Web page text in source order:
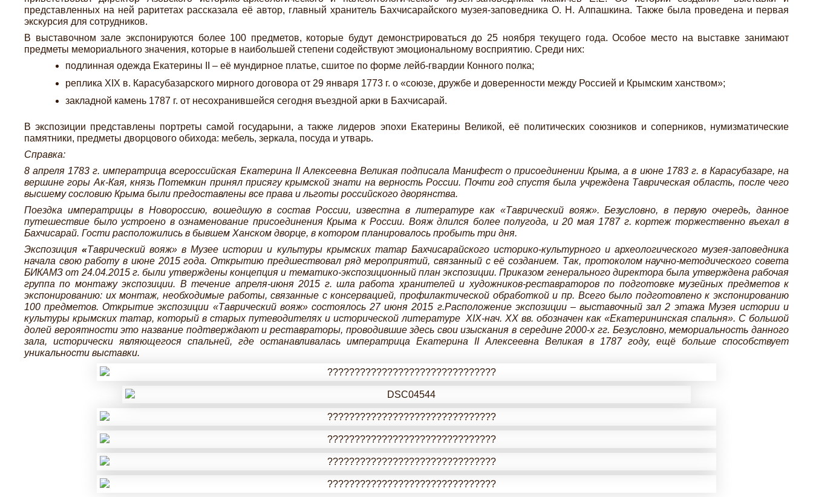
представленных на ней раритетах рассказала её автор, главный хранитель Бахчисарайского музея-заповедника О. Н. Алпашкина. Также была проведена и первая
экскурсия для сотрудников.
В выставочном зале экспонируются более 100 предметов, которые будут демонстрироваться до 25 ноября текущего года. Особое место на выставке занимают
предметы мемориального значения, которые в наибольшей степени содействуют эмоциональному восприятию. Среди них:
подлинная одежда Екатерины II – её мундирное платье, сшитое по форме лейб-гвардии Конного полка;
реплика XIX в. Карасубазарского мирного договора от 29 января 1773 г. о «союзе, дружбе и доверенности между Россией и Крымским ханством»;
закладной камень 1787 г. от несохранившейся сегодня въездной арки в Бахчисарай.
В экспозиции представлены портреты самой государыни, а также лидеров эпохи Екатерины Великой, её политических союзников и соперников, нумизматические
памятники, предметы дворцового обихода: мебель, зеркала, посуда и утварь.
Справка:
8 апреля 1783 г. императрица всероссийская Екатерина II Алексеевна Великая подписала Манифест о присоединении Крыма, а в июне 1783 г. в Карасубазаре, на
вершине горы Ак-Кая, князь Потемкин принял присягу крымской знати на верность России. Почти год спустя была учреждена Таврическая область, после чего
высшему сословию Крыма были предоставлены все права и льготы российского дворянства.
Поездка императрицы в Новороссию, вошедшую в состав России, известна в литературе как «Таврический вояж». Безусловно, в первую очередь, данное
путешествие было устроено в ознаменование присоединения Крыма к России. Вояж длился более полугода, и 20 мая 1787 г. кортеж торжественно въехал в
Бахчисарай. Гости расположились в бывшем Ханском дворце, в котором планировалось пробыть три дня.
Экспозиция «Таврический вояж» в Музее истории и культуры крымских татар Бахчисарайского историко-культурного и археологического музея-заповедника
начала свою работу в июне 2015 года. Открытию предшествовал ряд мероприятий, связанный с её созданием. Так, протоколом научно-методического совета
БИКАМЗ от 24.04.2015 г. были утверждены концепция и тематико-экспозиционный план экспозиции. Приказом генерального директора была утверждена рабочая
группа по монтажу экспозиции. В течение апреля-июня 2015 г. шла работа хранителей и художников-реставраторов по подготовке музейных предметов к
экспонированию: их монтаж, необходимые работы, связанные с консервацией, профилактической обработкой и пр. Всего было подготовлено к экспонированию
100 предметов. Открытие экспозиции «Таврический вояж» состоялось 27 июня 2015 г.Расположение экспозиции – выставочный зал 2 этажа Музея истории и
культуры крымских татар, который в старых путеводителях и исторической литературе XIX-нач. XX вв. обозначен как «Екатерининская спальня». С большой
долей вероятности это название подтверждают и реставраторы, проводившие здесь свои изыскания в середине 2000-х гг. Безусловно, мемориальность данного
зала, исторически являющегося спальней, где останавливалась императрица Екатерина II Алексеевна Великая в 1787 году, ещё больше способствует
уникальности выставки.